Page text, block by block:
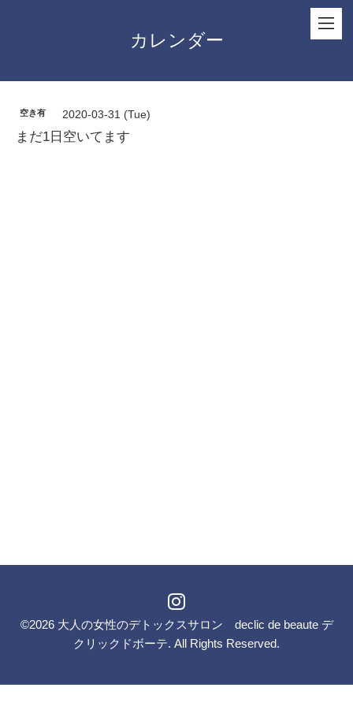
カレンダー
空き有 2020-03-31 (Tue)
まだ1日空いてます
©2026 大人の女性のデトックスサロン declic de beaute デ
クリックドボーテ. All Rights Reserved.